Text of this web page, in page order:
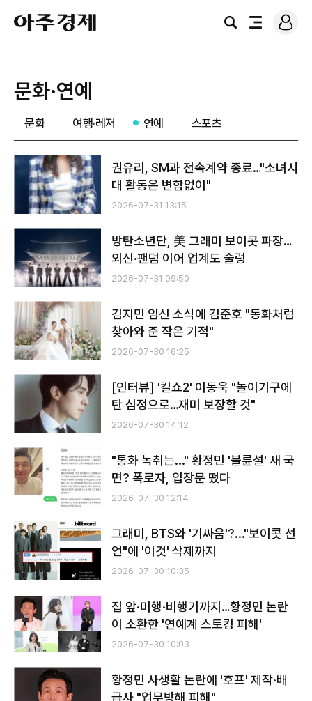
아
주
경
검
전
로
그
문화·연예
문화 여행·레저 연예 스포츠
권유리, SM과 전속계약 종료…"소녀시
대 활동은 변함없이"
2026-07-31 13:15
방탄소년단, 美 그래미 보이콧 파장…
외신·팬덤 이어 업계도 술렁
2026-07-31 09:50
김지민 임신 소식에 김준호 "동화처럼
찾아와 준 작은 기적"
2026-07-30 16:25
[인터뷰] '킬쇼2' 이동욱 "놀이기구에
탄 심정으로…재미 보장할 것"
2026-07-30 14:12
"통화 녹취는..." 황정민 '불륜설' 새 국
면? 폭로자, 입장문 떴다
2026-07-30 12:14
그래미, BTS와 '기싸움'?..."보이콧 선
언"에 '이것' 삭제까지
2026-07-30 10:35
집 앞·미행·비행기까지…황정민 논란
이 소환한 '연예계 스토킹 피해'
2026-07-30 10:03
황정민 사생활 논란에 '호프' 제작·배
급사 "업무방해 피해"